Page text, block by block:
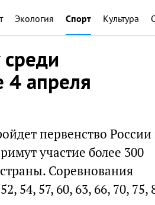
Экология Спорт Культура
4 апреля
первенство России
участие более 300
Соревнования
54, 57, 60, 63, 66, 70, 75,